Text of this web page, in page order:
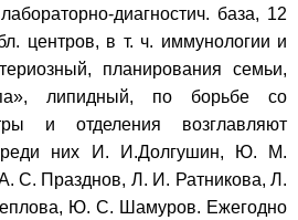
диагностич. база, 12
центров, в т. ч. иммунологии и
планирования семьи,
липидный, по борьбе со
и отделения возглавляют
них И. И.Долгушин, Ю. М.
С. Празднов, Л. И. Ратникова, Л.
Ю. С. Шамуров. Ежегодно